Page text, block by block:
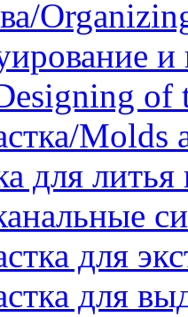
и
of
Molds
для литья
для
для